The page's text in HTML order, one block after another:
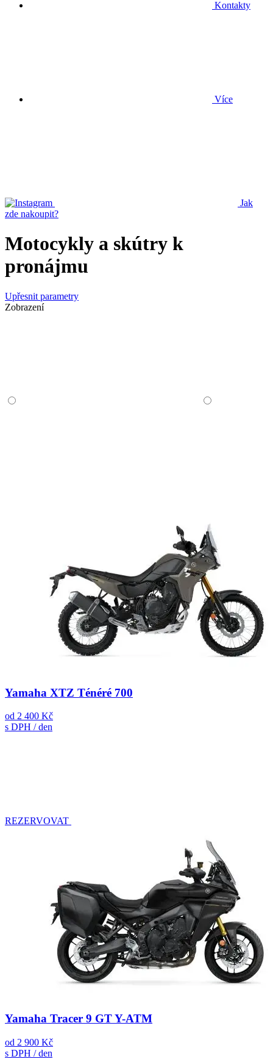
Kontakty
Více
Jak
zde nakoupit?
Motocykly a skútry k
pronájmu
Upřesnit parametry
Zobrazení
Yamaha XTZ Ténéré 700
od 2 400 Kč
s DPH / den
REZERVOVAT
Yamaha Tracer 9 GT Y-ATM
od 2 900 Kč
s DPH / den